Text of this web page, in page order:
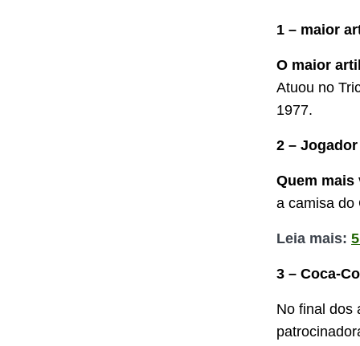
1 – maior
O maior
Atuou no
1977.
2 –
Quem mais
a camisa do
Leia mais:
3 – Coca-
No final dos